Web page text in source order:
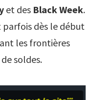
et des Black Week.
dès le début
les frontières
soldes.